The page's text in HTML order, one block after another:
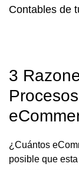
3
¿Cuántos
posible que